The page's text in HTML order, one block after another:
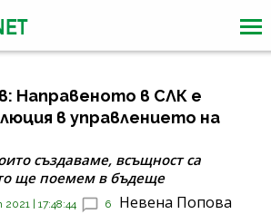
Направеното в СЛК е
в управлението на
създаваме, всъщност са
ще поемем в бъдеще
| 17:48:44 6 Невена Попова